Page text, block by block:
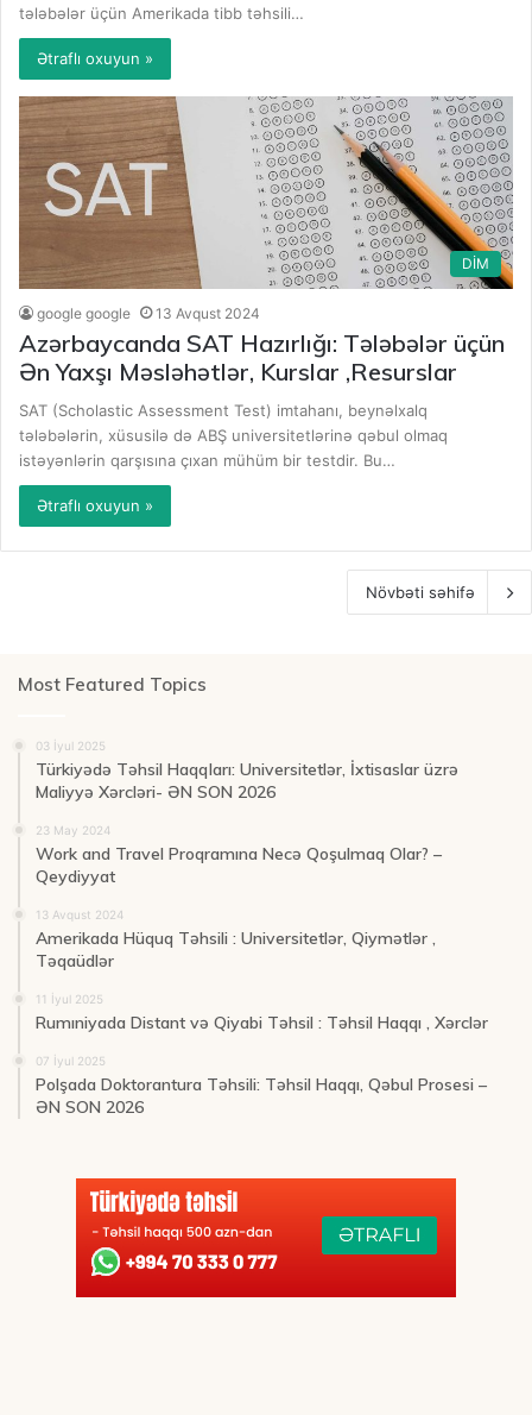
tələbələr üçün Amerikada tibb təhsili…
Ətraflı oxuyun »
DİM
google google 13 Avqust 2024
Azərbaycanda SAT Hazırlığı: Tələbələr üçün
Ən Yaxşı Məsləhətlər, Kurslar ,Resurslar
SAT (Scholastic Assessment Test) imtahanı, beynəlxalq
tələbələrin, xüsusilə də ABŞ universitetlərinə qəbul olmaq
istəyənlərin qarşısına çıxan mühüm bir testdir. Bu…
Ətraflı oxuyun »
Növbəti səhifə
Most Featured Topics
03 İyul 2025
Türkiyədə Təhsil Haqqları: Universitetlər, İxtisaslar üzrə
Maliyyə Xərcləri- ƏN SON 2026
23 May 2024
Work and Travel Proqramına Necə Qoşulmaq Olar? –
Qeydiyyat
13 Avqust 2024
Amerikada Hüquq Təhsili : Universitetlər, Qiymətlər ,
Təqaüdlər
11 İyul 2025
Rumıniyada Distant və Qiyabi Təhsil : Təhsil Haqqı , Xərclər
07 İyul 2025
Polşada Doktorantura Təhsili: Təhsil Haqqı, Qəbul Prosesi –
ƏN SON 2026